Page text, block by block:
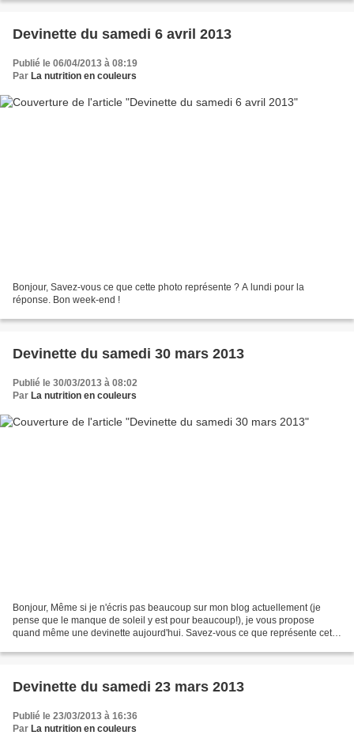
Devinette du samedi 6 avril 2013
Publié le 06/04/2013 à 08:19
Par La nutrition en couleurs
Bonjour, Savez-vous ce que cette photo représente ? A lundi pour la
réponse. Bon week-end !
Devinette du samedi 30 mars 2013
Publié le 30/03/2013 à 08:02
Par La nutrition en couleurs
Bonjour, Même si je n'écris pas beaucoup sur mon blog actuellement (je
pense que le manque de soleil y est pour beaucoup!), je vous propose
quand même une devinette aujourd'hui. Savez-vous ce que représente cette
Devinette du samedi 23 mars 2013
Publié le 23/03/2013 à 16:36
Par La nutrition en couleurs